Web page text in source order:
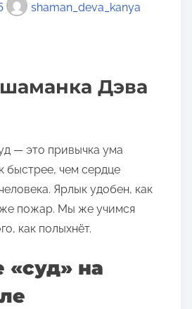
shaman_deva_kanya
Дэва
— это привычка ума
быстрее, чем сердце
Ярлык удобен, как
пожар. Мы же учимся
как полыхнёт.
«суд» на